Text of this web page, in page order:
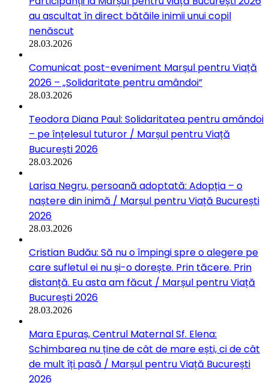
au ascultat în direct bătăile inimii unui copil
nenăscut
28.03.2026
Comunicat post-eveniment Marșul pentru Viață
2026 – „Solidaritate pentru amândoi”
28.03.2026
Teodora Diana Paul: Solidaritatea pentru amândoi
– pe înțelesul tuturor / Marșul pentru Viață
București 2026
28.03.2026
Larisa Negru, persoană adoptată: Adopția – o
naștere din inimă / Marșul pentru Viață București
2026
28.03.2026
Cristian Budău: Să nu o împingi spre o alegere pe
care sufletul ei nu și-o dorește. Prin tăcere. Prin
distanță. Eu asta am făcut / Marșul pentru Viață
București 2026
28.03.2026
Mara Epuraș, Centrul Maternal Sf. Elena:
Schimbarea nu ține de cât de mare ești, ci de cât
de mult îți pasă / Marșul pentru Viață București
2026